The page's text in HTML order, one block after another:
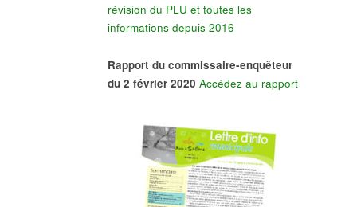
révision du PLU et toutes les
informations depuis 2016
Rapport du commissaire-enquêteur
du 2 février 2020 Accédez au rapport